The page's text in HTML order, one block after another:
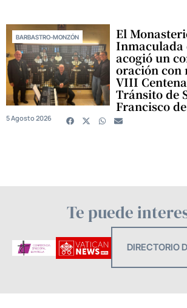
BARBASTRO-MONZÓN El
Inmaculada
acogió un
oración con
VIII
Tránsito de
Francisco
5 Agosto 2026
Te puede
DIRECTORIO